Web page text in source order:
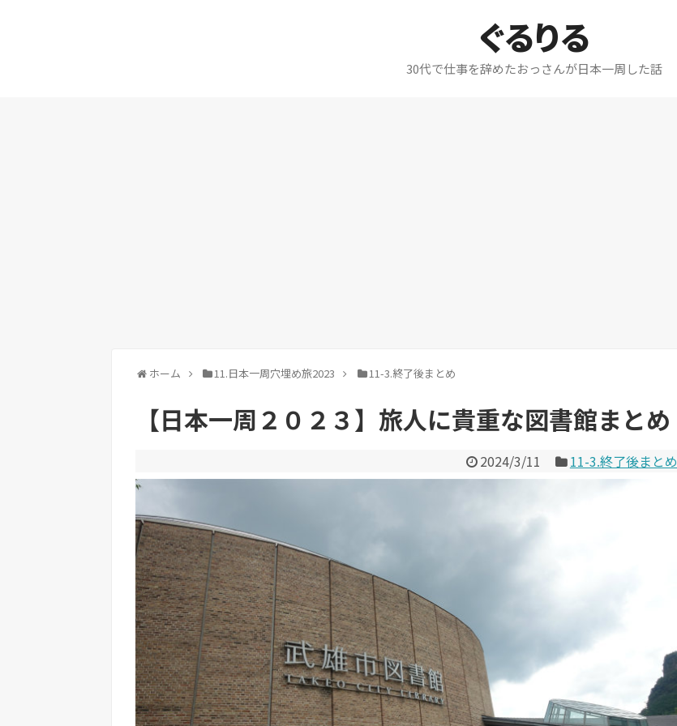
ぐるりる
30代で仕事を辞めたおっさんが日本一周した話
ホーム 11.日本一周穴埋め旅2023 11-3.終了後まとめ
【日本一周２０２３】旅人に貴重な図書館まとめ
2024/3/11 11-3.終了後まとめ